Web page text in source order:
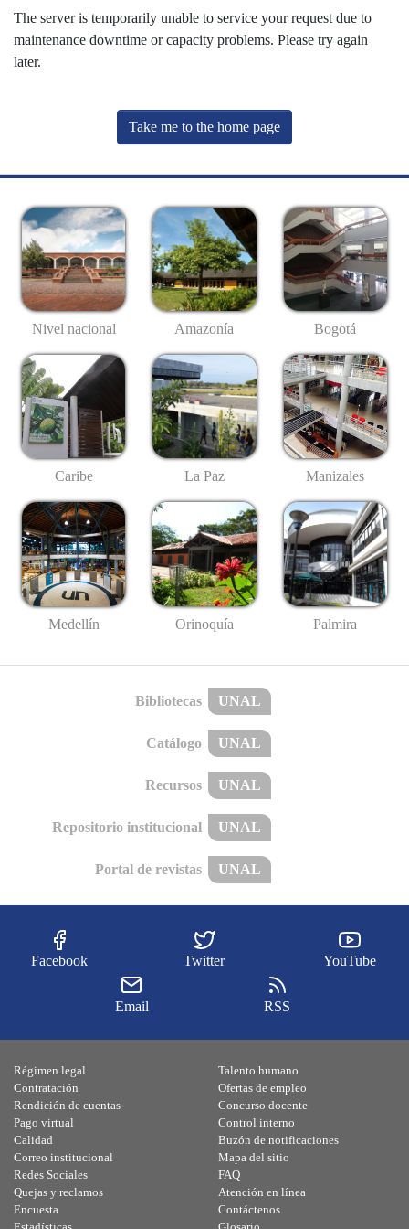
The server is temporarily unable to service your request due to
maintenance downtime or capacity problems. Please try again
later.
Take me to the home page
Nivel nacional Amazonía Bogotá
Caribe La Paz Manizales
Medellín Orinoquía Palmira
Bibliotecas UNAL
Catálogo UNAL
Recursos UNAL
Repositorio institucional UNAL
Portal de revistas UNAL
Facebook Twitter YouTube
Email RSS
Régimen legal
Contratación
Rendición de cuentas
Pago virtual
Calidad
Talento humano
Ofertas de empleo
Concurso docente
Control interno
Buzón de notificaciones
Correo institucional
Redes Sociales
Quejas y reclamos
Encuesta
Mapa del sitio
FAQ
Atención en línea
Contáctenos